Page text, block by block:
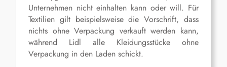
Unternehmen nicht einhalten kann oder will. Für
Textilien gilt beispielsweise die Vorschrift, dass
nichts ohne Verpackung verkauft werden kann,
während Lidl alle Kleidungsstücke ohne
Verpackung in den Laden schickt.